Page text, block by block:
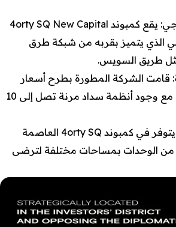
موقعه الاستراتيجي: يقع كمبوند 4orty SQ New Capital
الذي يتميز بقربه من شبكة طرق
طريق السويس.
قامت الشركة المطورة بطرح أسعار
مناسبة للوحدات مع وجود أنظمة سداد مرنة تصل إلى 10
تنوع المساحات: يتوفر في كمبوند 4orty SQ العاصمة
من الوحدات بمساحات مختلفة لترضى